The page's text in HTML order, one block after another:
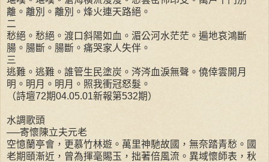
離。離別。離別。烽火連天路絕。
二
愁絕。愁絕。渡口斜陽如血。湄公河水茫茫。遍地哀鴻斷
腸。腸斷。腸斷。痛哭家人失伴。
三
逃難。逃難。誰管生民塗炭。涔涔血淚無聲。僥倖雲開月
明。明月。明月。照我衝冠怒髮。
（詩壇72期04.05.01新報第532期）
水調歌頭
──寄懷陳立夫元老
空憶蘭亭會，更慕竹林遊。萬里神馳故國，無奈踏青愁。國
老期頤漸近，曾為揮毫賜玉，拙著倍風流。異域懷師表，秋